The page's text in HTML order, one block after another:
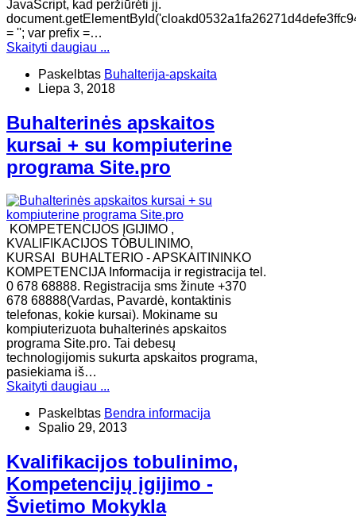
JavaScript, kad peržiūrėti jį.
= ''; var prefix =…
Skaityti daugiau ...
Paskelbtas Buhalterija-apskaita
Liepa 3, 2018
Buhalterinės apskaitos
kursai + su kompiuterine
programa Site.pro
KOMPETENCIJOS ĮGIJIMO ,
KVALIFIKACIJOS TOBULINIMO,
KURSAI BUHALTERIO - APSKAITININKO
KOMPETENCIJA Informacija ir registracija tel.
0 678 68888. Registracija sms žinute +370
678 68888(Vardas, Pavardė, kontaktinis
telefonas, kokie kursai). Mokiname su
kompiuterizuota buhalterinės apskaitos
programa Site.pro. Tai debesų
technologijomis sukurta apskaitos programa,
pasiekiama iš…
Skaityti daugiau ...
Paskelbtas Bendra informacija
Spalio 29, 2013
Kvalifikacijos tobulinimo,
Kompetencijų įgijimo -
Švietimo Mokykla